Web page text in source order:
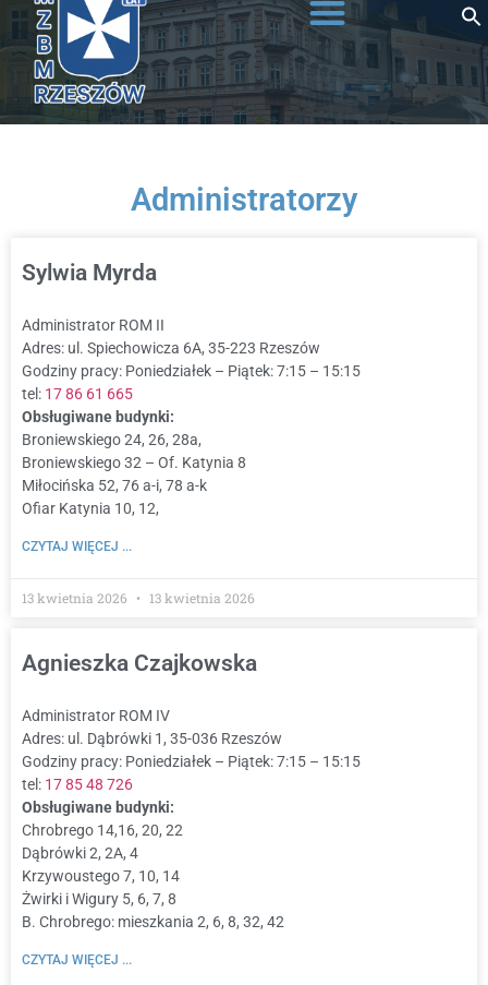
treści
Administratorzy
Sylwia Myrda
Administrator ROM II
Adres: ul. Spiechowicza 6A, 35-223 Rzeszów
Godziny pracy: Poniedziałek – Piątek: 7:15 – 15:15
tel: 17 86 61 665
Obsługiwane budynki:
Broniewskiego 24, 26, 28a,
Broniewskiego 32 – Of. Katynia 8
Miłocińska 52, 76 a-i, 78 a-k
Ofiar Katynia 10, 12,
CZYTAJ WIĘCEJ ...
13 kwietnia 2026 13 kwietnia 2026
Agnieszka Czajkowska
Administrator ROM IV
Adres: ul. Dąbrówki 1, 35-036 Rzeszów
Godziny pracy: Poniedziałek – Piątek: 7:15 – 15:15
tel: 17 85 48 726
Obsługiwane budynki:
Chrobrego 14,16, 20, 22
Dąbrówki 2, 2A, 4
Krzywoustego 7, 10, 14
Żwirki i Wigury 5, 6, 7, 8
B. Chrobrego: mieszkania 2, 6, 8, 32, 42
CZYTAJ WIĘCEJ ...